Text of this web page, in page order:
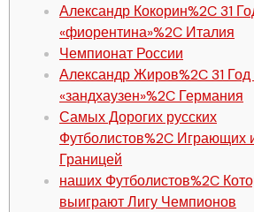
Александр Кокорин%2C 31
«фиорентина»%2C Италия
Чемпионат России
Александр Жиров%2C 31
«зандхаузен»%2C Германия
Самых Дорогих русских
Футболистов%2C Играющих
Границей
наших Футболистов%2C
выиграют Лигу Чемпионов